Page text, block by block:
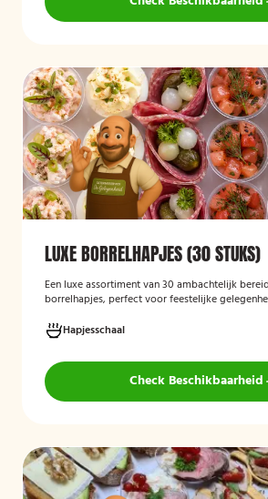
LUXE BORRELHAPJES (30 STUKS)
Een luxe assortiment van 30 ambachtelijk
borrelhapjes, perfect voor feestelijke
Hapjesschaal
Check Beschikbaarheid